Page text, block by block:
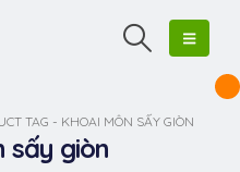
TAG - KHOAI MÔN SẤY GIÒN
sấy giòn